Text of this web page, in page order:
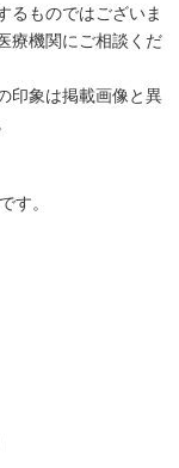
るものではございま
療機関にご相談くだ
印象は掲載画像と異
す。